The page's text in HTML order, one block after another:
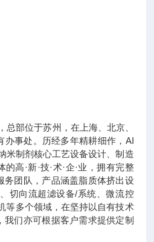
总部位于苏州，在上海、北京、
办事处。历经多年精耕细作，AI
米制剂核心工艺设备设计、制造
高·新·技·术·企·业，拥有完整
务团队，产品涵盖脂质体挤出设
切向流超滤设备/系统、微流控
等多个领域，在坚持以自有技术
我们亦可根据客户需求提供定制